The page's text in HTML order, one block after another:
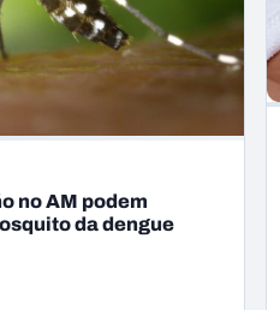
no AM podem
da dengue